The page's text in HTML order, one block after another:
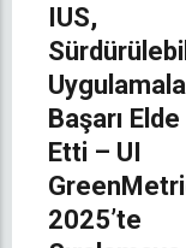
IUS,
Başarı Elde
Etti – UI
2025’te